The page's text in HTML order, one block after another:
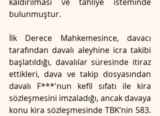
bulunmuştur.
İlk Derece Mahkemesince, davacı
tarafından davalı aleyhine icra takibi
başlatıldığı, davalılar süresinde itiraz
ettikleri, dava ve takip dosyasından
davalı F***'nun kefil sıfatı ile kira
sözleşmesini imzaladığı, ancak davaya
konu kira sözleşmesinde TBK’nin 583.